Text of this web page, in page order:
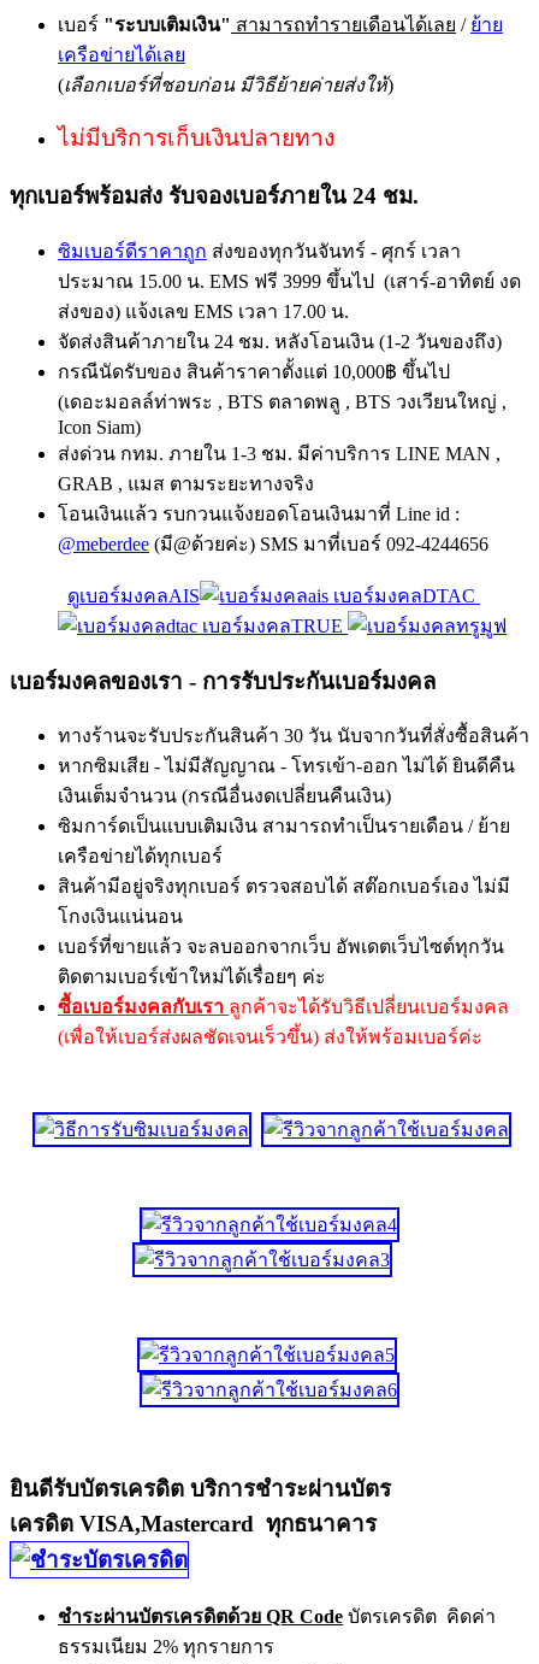
เบอร์ "ระบบเติมเงิน" สามารถทำรายเดือนได้เลย / ย้าย
เครือข่ายได้เลย
(เลือกเบอร์ที่ชอบก่อน มีวิธีย้ายค่ายส่งให้)
ไม่มีบริการเก็บเงินปลายทาง
ทุกเบอร์พร้อมส่ง รับจองเบอร์ภายใน 24 ชม.
ซิมเบอร์ดีราคาถูก ส่งของทุกวันจันทร์ - ศุกร์ เวลา
ประมาณ 15.00 น. EMS ฟรี 3999 ขึ้นไป (เสาร์-อาทิตย์ งด
ส่งของ) แจ้งเลข EMS เวลา 17.00 น.
จัดส่งสินค้าภายใน 24 ชม. หลังโอนเงิน (1-2 วันของถึง)
กรณีนัดรับของ สินค้าราคาตั้งแต่ 10,000฿ ขึ้นไป
(เดอะมอลล์ท่าพระ , BTS ตลาดพลู , BTS วงเวียนใหญ่ ,
Icon Siam)
ส่งด่วน กทม. ภายใน 1-3 ชม. มีค่าบริการ LINE MAN ,
GRAB , แมส ตามระยะทางจริง
โอนเงินแล้ว รบกวนแจ้งยอดโอนเงินมาที่ Line id :
@meberdee (มี@ด้วยค่ะ) SMS มาที่เบอร์ 092-4244656
ดูเบอร์มงคลAIS
เบอร์มงคลDTAC
เบอร์มงคลTRUE
เบอร์มงคลของเรา - การรับประกันเบอร์มงคล
ทางร้านจะรับประกันสินค้า 30 วัน นับจากวันที่สั่งซื้อสินค้า
หากซิมเสีย - ไม่มีสัญญาณ - โทรเข้า-ออก ไม่ได้ ยินดีคืน
เงินเต็มจำนวน (กรณีอื่นงดเปลี่ยนคืนเงิน)
ซิมการ์ดเป็นแบบเติมเงิน สามารถทำเป็นรายเดือน / ย้าย
เครือข่ายได้ทุกเบอร์
สินค้ามีอยู่จริงทุกเบอร์ ตรวจสอบได้ สต๊อกเบอร์เอง ไม่มี
โกงเงินแน่นอน
เบอร์ที่ขายแล้ว จะลบออกจากเว็บ อัพเดตเว็บไซต์ทุกวัน
ติดตามเบอร์เข้าใหม่ได้เรื่อยๆ ค่ะ
ซื้อเบอร์มงคลกับเรา ลูกค้าจะได้รับวิธีเปลี่ยนเบอร์มงคล
(เพื่อให้เบอร์ส่งผลชัดเจนเร็วขึ้น) ส่งให้พร้อมเบอร์ค่ะ
ยินดีรับบัตรเครดิต บริการชำระผ่านบัตร
เครดิต VISA,Mastercard ทุกธนาคาร
ชำระผ่านบัตรเครดิตด้วย QR Code บัตรเครดิต คิดค่า
ธรรมเนียม 2% ทุกรายการ